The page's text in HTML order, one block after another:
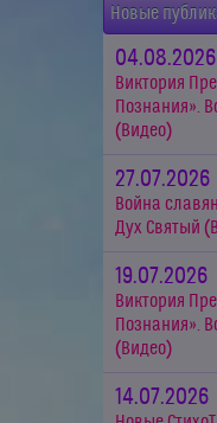
Новые
04.08.2026
Виктория
Познания».
(Видео)
27.07.2026
Война
Дух Святый
19.07.2026
Виктория
Познания».
(Видео)
14.07.2026